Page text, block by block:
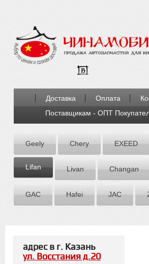
Доставка Оплата
Поставщикам - ОПТ
Geely Chery EXEED
Lifan Livan Chаngаn
GAC Hafei JAC
адрес в г. Казань
ул. Восстания д.20